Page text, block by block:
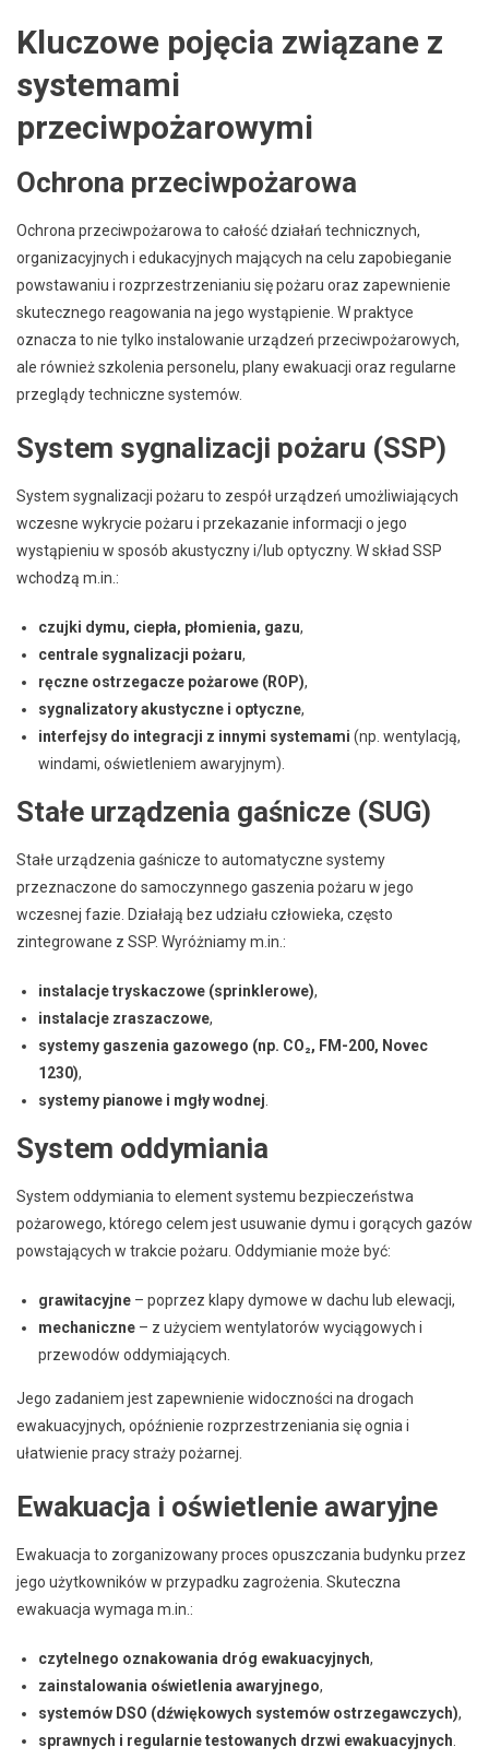
Kluczowe pojęcia związane z
systemami
przeciwpożarowymi
Ochrona przeciwpożarowa
Ochrona przeciwpożarowa to całość działań technicznych,
organizacyjnych i edukacyjnych mających na celu zapobieganie
powstawaniu i rozprzestrzenianiu się pożaru oraz zapewnienie
skutecznego reagowania na jego wystąpienie. W praktyce
oznacza to nie tylko instalowanie urządzeń przeciwpożarowych,
ale również szkolenia personelu, plany ewakuacji oraz regularne
przeglądy techniczne systemów.
System sygnalizacji pożaru (SSP)
System sygnalizacji pożaru to zespół urządzeń umożliwiających
wczesne wykrycie pożaru i przekazanie informacji o jego
wystąpieniu w sposób akustyczny i/lub optyczny. W skład SSP
wchodzą m.in.:
czujki dymu, ciepła, płomienia, gazu,
centrale sygnalizacji pożaru,
ręczne ostrzegacze pożarowe (ROP),
sygnalizatory akustyczne i optyczne,
interfejsy do integracji z innymi systemami (np. wentylacją,
windami, oświetleniem awaryjnym).
Stałe urządzenia gaśnicze (SUG)
Stałe urządzenia gaśnicze to automatyczne systemy
przeznaczone do samoczynnego gaszenia pożaru w jego
wczesnej fazie. Działają bez udziału człowieka, często
zintegrowane z SSP. Wyróżniamy m.in.:
instalacje tryskaczowe (sprinklerowe),
instalacje zraszaczowe,
systemy gaszenia gazowego (np. CO₂, FM-200, Novec
1230),
systemy pianowe i mgły wodnej
System oddymiania
System oddymiania to element systemu bezpieczeństwa
pożarowego, którego celem jest usuwanie dymu i gorących gazów
powstających w trakcie pożaru. Oddymianie może być:
grawitacyjne – poprzez klapy dymowe w dachu lub elewacji,
mechaniczne – z użyciem wentylatorów wyciągowych i
przewodów oddymiających.
Jego zadaniem jest zapewnienie widoczności na drogach
ewakuacyjnych, opóźnienie rozprzestrzeniania się ognia i
ułatwienie pracy straży pożarnej.
Ewakuacja i oświetlenie awaryjne
Ewakuacja to zorganizowany proces opuszczania budynku przez
jego użytkowników w przypadku zagrożenia. Skuteczna
ewakuacja wymaga m.in.:
czytelnego oznakowania dróg ewakuacyjnych,
zainstalowania oświetlenia awaryjnego,
systemów DSO (dźwiękowych systemów ostrzegawczych),
sprawnych i regularnie testowanych drzwi ewakuacyjnych